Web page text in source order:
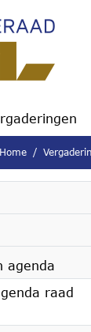
Home
agenda
raad